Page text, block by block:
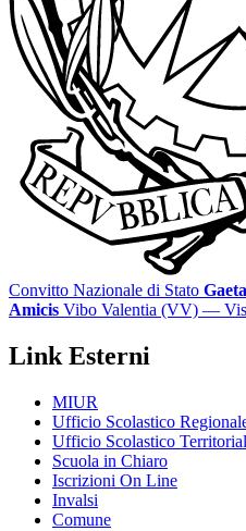
Convitto Nazionale di Stato
Amicis Vibo Valentia (VV) —
Link Esterni
MIUR
Ufficio Scolastico
Ufficio Scolastico
Scuola in Chiaro
Iscrizioni On Line
Invalsi
Comune